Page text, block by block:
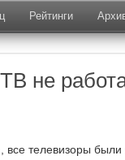
Рейтинги
не
все телевизоры